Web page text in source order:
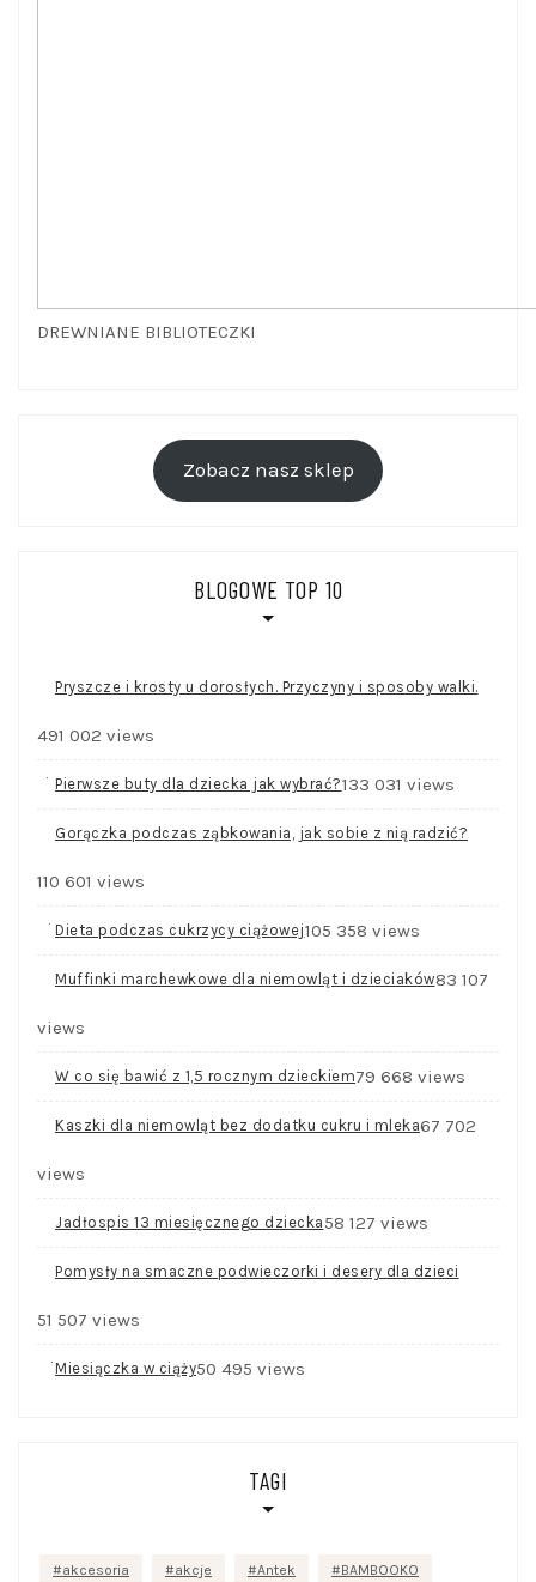
DREWNIANE BIBLIOTECZKI
Zobacz nasz sklep
BLOGOWE TOP 10
Pryszcze i krosty u dorosłych. Przyczyny i sposoby walki.
491 002 views
Pierwsze buty dla dziecka jak wybrać?133 031 views
Gorączka podczas ząbkowania, jak sobie z nią radzić?
110 601 views
Dieta podczas cukrzycy ciążowej105 358 views
Muffinki marchewkowe dla niemowląt i dzieciaków83 107
views
W co się bawić z 1,5 rocznym dzieckiem79 668 views
Kaszki dla niemowląt bez dodatku cukru i mleka67 702
views
Jadłospis 13 miesięcznego dziecka 58 127 views
Pomysły na smaczne podwieczorki i desery dla dzieci
51 507 views
Miesiączka w ciąży50 495 views
TAGI
akcesoria akcje Antek BAMBOOKO